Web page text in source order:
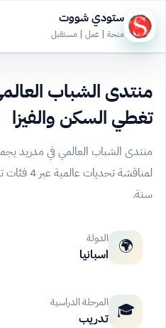
ستودي شووت
منحة | عمل | مستقبل
منتدى الشباب
تغطي السكن والفيزا
سنة.
🌍 الدولة
اسبانيا
🎓 المرحلة الدراسية
تدريب